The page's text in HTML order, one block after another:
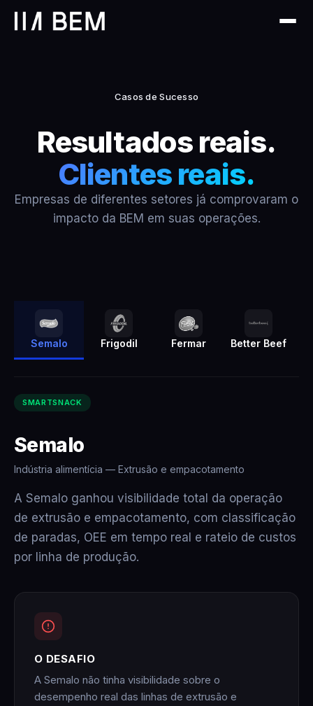
Casos de Sucesso
Resultados reais.
Clientes reais.
Empresas de diferentes setores já comprovaram o
impacto da BEM em suas operações.
Semalo Frigodil Fermar Better Beef
SMARTSNACK
Semalo
Indústria alimentícia — Extrusão e empacotamento
A Semalo ganhou visibilidade total da operação
de extrusão e empacotamento, com classificação
de paradas, OEE em tempo real e rateio de custos
por linha de produção.
O DESAFIO
A Semalo não tinha visibilidade sobre o
desempenho real das linhas de extrusão e